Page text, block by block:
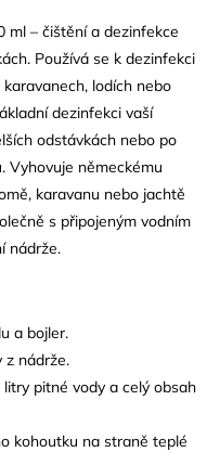
ml – čištění a dezinfekce
Používá se k dezinfekci
lodích nebo
dezinfekci vaší
odstávkách nebo po
Vyhovuje německému
karavanu nebo jachtě
s připojeným vodním
nádrže.
a bojler.
z nádrže.
pitné vody a celý obsah
kohoutku na straně teplé